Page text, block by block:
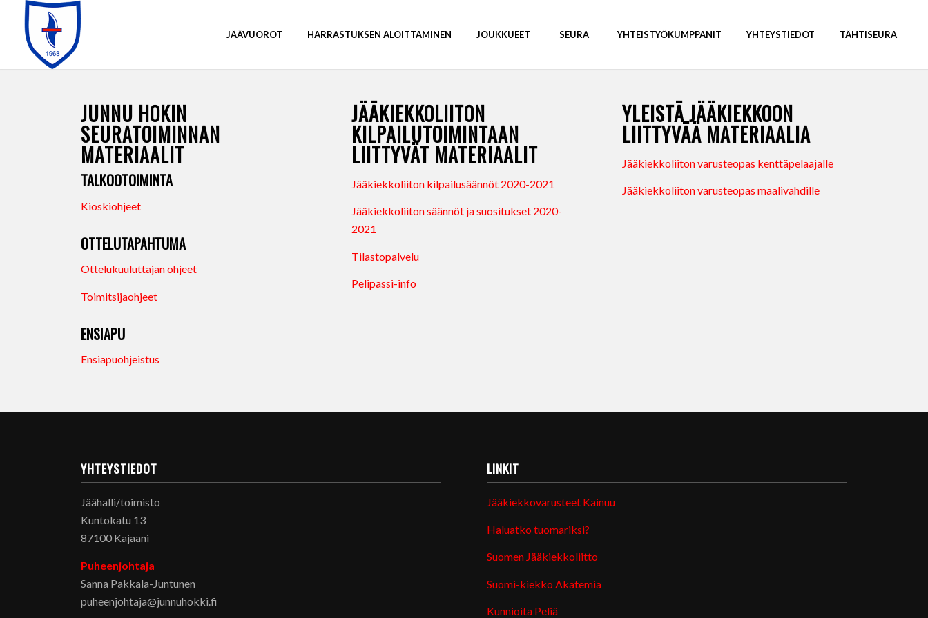
JÄÄVUOROT HARRASTUKSEN ALOITTAMINEN JOUKKUEET SEURA YHTEISTYÖKUMPPANIT YHTEYSTIEDOT TÄHTISEURA
JUNNU HOKIN
SEURATOIMINNAN
MATERIAALIT
TALKOOTOIMINTA
Kioskiohjeet
OTTELUTAPAHTUMA
Ottelukuuluttajan ohjeet
Toimitsijaohjeet
ENSIAPU
Ensiapuohjeistus
JÄÄKIEKKOLIITON
KILPAILUTOIMINTAAN
LIITTYVÄT MATERIAALIT
Jääkiekkoliiton kilpailusäännöt 2020-2021
Jääkiekkoliiton säännöt ja suositukset 2020-
2021
Tilastopalvelu
Pelipassi-info
YLEISTÄ JÄÄKIEKKOON
LIITTYVÄÄ MATERIAALIA
Jääkiekkoliiton varusteopas kenttäpelaajalle
Jääkiekkoliiton varusteopas maalivahdille
YHTEYSTIEDOT
Jäähalli/toimisto
Kuntokatu 13
87100 Kajaani
Puheenjohtaja
Sanna Pakkala-Juntunen
puheenjohtaja@junnuhokki.fi
LINKIT
Jääkiekkovarusteet Kainuu
Haluatko tuomariksi?
Suomen Jääkiekkoliitto
Suomi-kiekko Akatemia
Kunnioita Peliä